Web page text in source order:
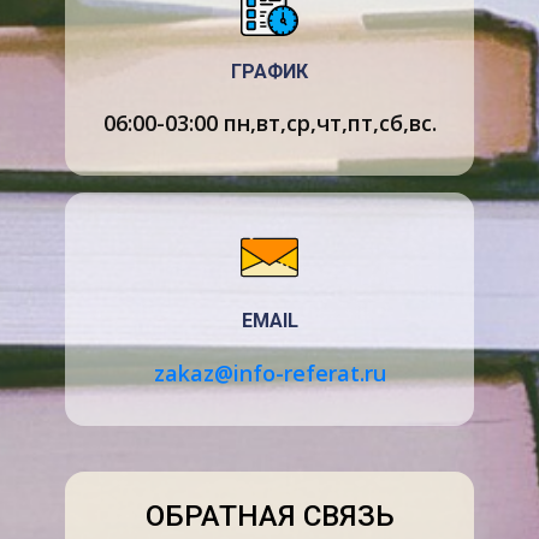
Только плотные и компактные объекты
(размером всего несколько десятков
могут выдерживать такую скорость вращения,
не разлетаясь на куски из за центробежных сил
инерции.
Нейтронная звезда состоит из нейтронной
жидкости с примесью протонов и электронов.
вещество из атомных ядер, в десять раз
плотнее обычной воды. Это огромное различие
вполне объяснимо - ведь атомы состоят в
основном из пустого пространства, в котором
легкие электроны. Ядро содержит почти всю
массу, так как протоны и нейтроны в 2 000 раз
ГРАФИК
06:00-03:00 пн,вт,ср,чт,пт,сб,вс.
EMAIL
zakaz@info-referat.ru
ОБРАТНАЯ СВЯЗЬ